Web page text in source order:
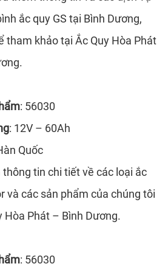
ắc quy GS tại Bình Dương,
tham khảo tại Ắc Quy Hòa Phát
: 56030
: 12V – 60Ah
Quốc
tin chi tiết về các loại ắc
và các sản phẩm của chúng tôi
Hòa Phát – Bình Dương.
: 56030